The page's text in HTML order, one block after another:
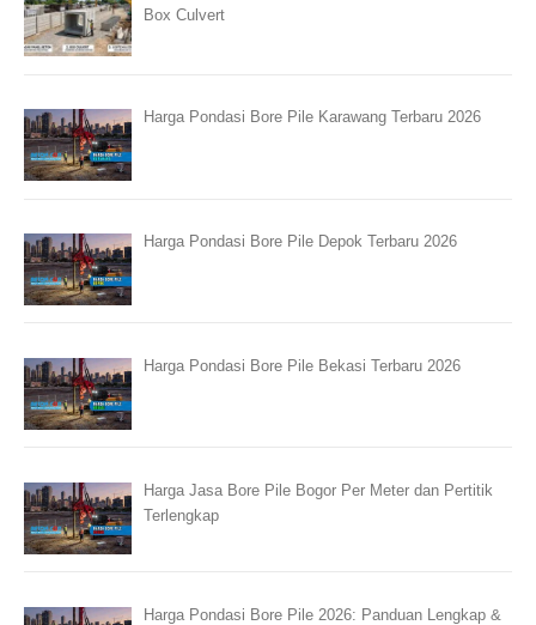
Box Culvert
Harga Pondasi Bore Pile Karawang Terbaru 2026
Harga Pondasi Bore Pile Depok Terbaru 2026
Harga Pondasi Bore Pile Bekasi Terbaru 2026
Harga Jasa Bore Pile Bogor Per Meter dan Pertitik
Terlengkap
Harga Pondasi Bore Pile 2026: Panduan Lengkap &